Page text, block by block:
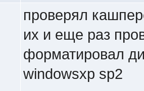
проверял
их и еще раз
форматировал
windowsxp sp2